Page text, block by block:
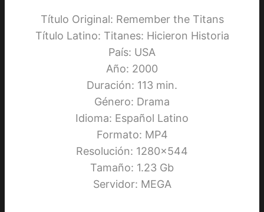
Título Original: Remember the Titans
Título Latino: Titanes: Hicieron Historia
País: USA
Año: 2000
Duración: 113 min.
Género: Drama
Idioma: Español Latino
Formato: MP4
Resolución: 1280×544
Tamaño: 1.23 Gb
Servidor: MEGA